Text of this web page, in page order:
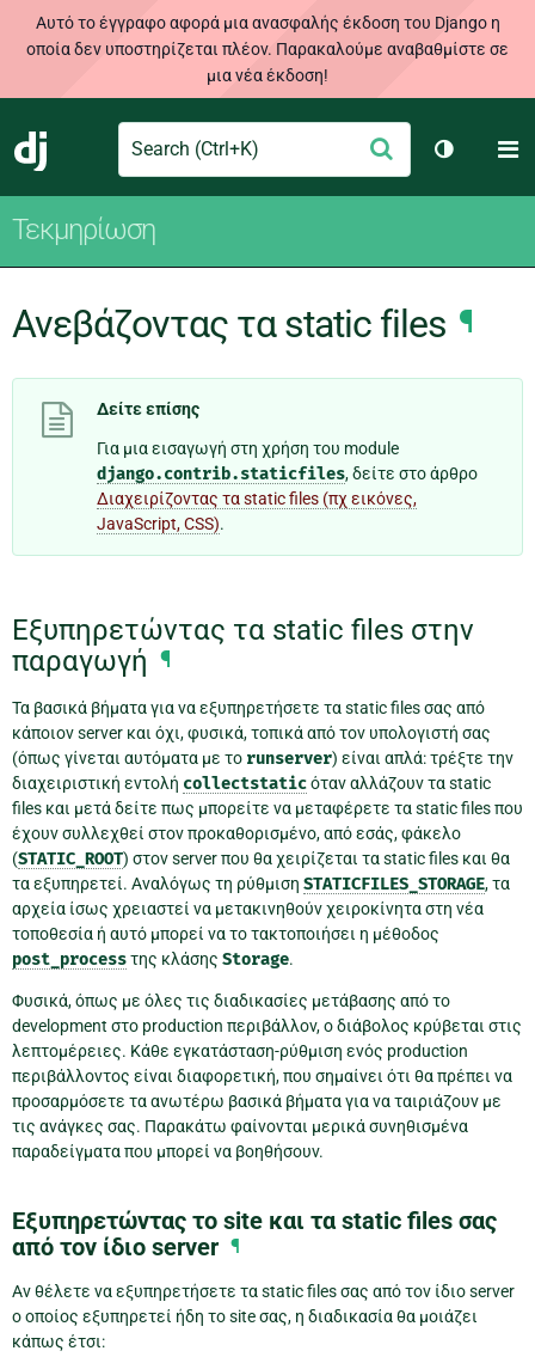
Αυτό το έγγραφο αφορά μια ανασφαλής έκδοση του Django η
οποία δεν υποστηρίζεται πλέον. Παρακαλούμε αναβαθμίστε σε
μια νέα έκδοση!
Django
Search Υποβολή
Toggle
Τεκμηρίωση
Ανεβάζοντας τα static files ¶
Δείτε επίσης
Για μια εισαγωγή στη χρήση του module
django.contrib.staticfiles, δείτε στο άρθρο
Διαχειρίζοντας τα static files (πχ εικόνες,
JavaScript, CSS).
Εξυπηρετώντας τα static files στην
παραγωγή ¶
Τα βασικά βήματα για να εξυπηρετήσετε τα static files σας από
κάποιον server και όχι, φυσικά, τοπικά από τον υπολογιστή σας
(όπως γίνεται αυτόματα με το runserver) είναι απλά: τρέξτε την
διαχειριστική εντολή collectstaticόταν αλλάζουν τα static
files και μετά δείτε πως μπορείτε να μεταφέρετε τα static files που
έχουν συλλεχθεί στον προκαθορισμένο, από εσάς, φάκελο
(STATIC_ROOT) στον server που θα χειρίζεται τα static files και θα
τα εξυπηρετεί. Αναλόγως τη ρύθμιση STATICFILES_STORAGE, τα
αρχεία ίσως χρειαστεί να μετακινηθούν χειροκίνητα στη νέα
τοποθεσία ή αυτό μπορεί να το τακτοποιήσει η μέθοδος
post_processτης κλάσης Storage.
Φυσικά, όπως με όλες τις διαδικασίες μετάβασης από το
development στο production περιβάλλον, ο διάβολος κρύβεται στις
λεπτομέρειες. Κάθε εγκατάσταση-ρύθμιση ενός production
περιβάλλοντος είναι διαφορετική, που σημαίνει ότι θα πρέπει να
προσαρμόσετε τα ανωτέρω βασικά βήματα για να ταιριάζουν με
τις ανάγκες σας. Παρακάτω φαίνονται μερικά συνηθισμένα
παραδείγματα που μπορεί να βοηθήσουν.
Εξυπηρετώντας το site και τα static files σας
από τον ίδιο server ¶
Αν θέλετε να εξυπηρετήσετε τα static files σας από τον ίδιο server
ο οποίος εξυπηρετεί ήδη το site σας, η διαδικασία θα μοιάζει
κάπως έτσι: